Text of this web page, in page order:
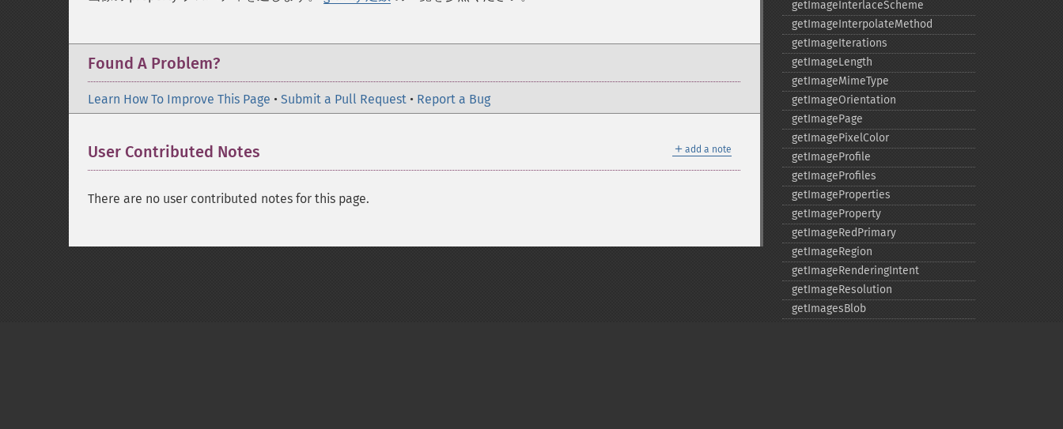
Found A Problem?
Learn How To Improve This Page • Submit a Pull Request • Report a Bug
＋ add a note
User Contributed Notes
There are no user contributed notes for this page.
getImageInterlaceScheme
getImageInterpolateMethod
getImageIterations
getImageLength
getImageMimeType
getImageOrientation
getImagePage
getImagePixelColor
getImageProfile
getImageProfiles
getImageProperties
getImageProperty
getImageRedPrimary
getImageRegion
getImageRenderingIntent
getImageResolution
getImagesBlob